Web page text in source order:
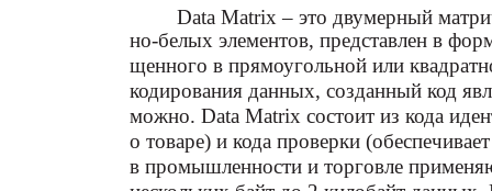
Data Matrix – это двумерный
но-белых элементов, представлен в
щенного в прямоугольной или
кодирования данных, созданный код
можно. Data Matrix состоит из кода
о товаре) и кода проверки
в промышленности и торговле